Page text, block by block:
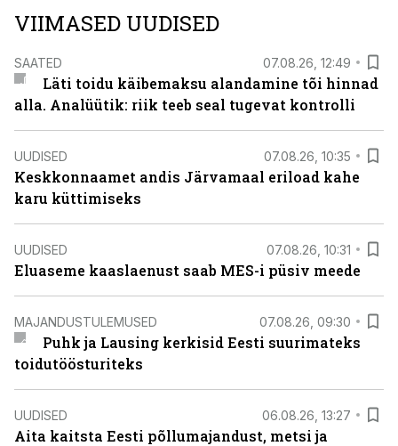
VIIMASED UUDISED
SAATED 07.08.26, 12:49
Läti toidu käibemaksu alandamine tõi hinnad
alla. Analüütik: riik teeb seal tugevat kontrolli
UUDISED 07.08.26, 10:35
Keskkonnaamet andis Järvamaal eriload kahe
karu küttimiseks
UUDISED 07.08.26, 10:31
Eluaseme kaaslaenust saab MES-i püsiv meede
MAJANDUSTULEMUSED 07.08.26, 09:30
Puhk ja Lausing kerkisid Eesti suurimateks
toidutöösturiteks
UUDISED 06.08.26, 13:27
Aita kaitsta Eesti põllumajandust, metsi ja